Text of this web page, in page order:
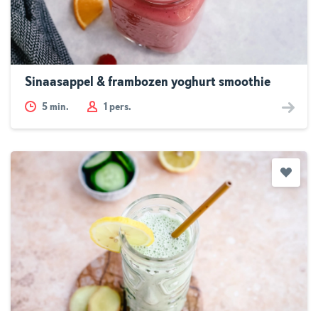
Sinaasappel & frambozen yoghurt smoothie
5 min. 1 pers.